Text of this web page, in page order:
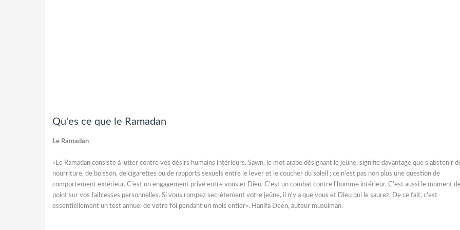
Qu'es ce que le Ramadan
Le Ramadan
«Le Ramadan consiste à lutter contre vos désirs humains intérieurs. Sawn, le mot arabe désignant le jeûne, signifie davantage que s'abstenir
nourriture, de boisson, de cigarettes ou de rapports sexuels entre le lever et le coucher du soleil ; ce n'est pas non plus une question de
comportement extérieur. C'est un engagement privé entre vous et Dieu. C'est un combat contre l'homme intérieur. C'est aussi le moment
point sur vos faiblesses personnelles. Si vous rompez secrètement votre jeûne, il n'y a que vous et Dieu qui le saurez. De ce fait, c'est
essentiellement un test annuel de votre foi pendant un mois entier». Hanifa Deen, auteur musulman.